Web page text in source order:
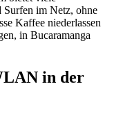
im Netz, ohne
Kaffee niederlassen
in Bucaramanga
in der